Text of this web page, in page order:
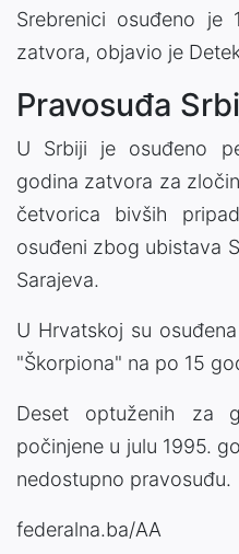
Srebrenici osuđeno je
zatvora, objavio je
Pravosuđa
U Srbiji je osuđeno
godina zatvora za
četvorica bivših
osuđeni zbog ubistava
Sarajeva.
U Hrvatskoj su
"Škorpiona" na po 15
Deset optuženih za
počinjene u julu 1995.
nedostupno pravosuđu.
federalna.ba/AA